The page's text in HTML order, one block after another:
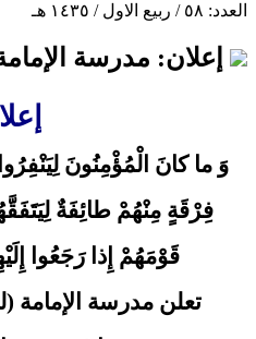
العدد: ٥٨ / ربيع الاول / ١٤٣٥ هـ
إعلان: مدرسة
وَ ما كانَ الْمُؤْمِنُونَ
فِرْقَةٍ مِنْهُمْ طائِفَةٌ
قَوْمَهُمْ إِذا رَجَعُوا
تعلن مدرسة الإمامة